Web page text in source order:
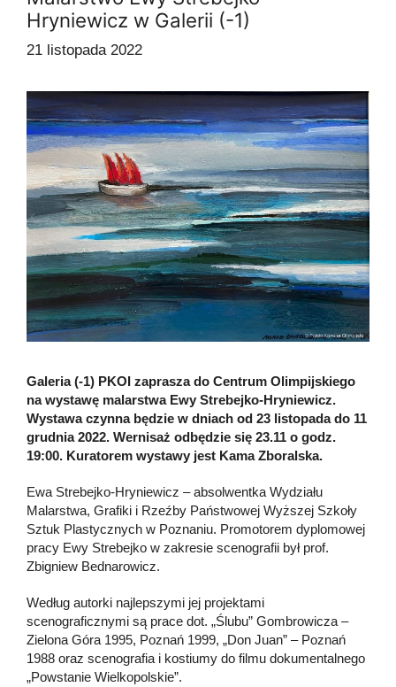
Hryniewicz w Galerii (-1)
21 listopada 2022
Galeria (-1) PKOI zaprasza do Centrum Olimpijskiego
na wystawę malarstwa Ewy Strebejko-Hryniewicz.
Wystawa czynna będzie w dniach od 23 listopada do 11
grudnia 2022. Wernisaż odbędzie się 23.11 o godz.
19:00. Kuratorem wystawy jest Kama Zboralska.
Ewa Strebejko-Hryniewicz – absolwentka Wydziału
Malarstwa, Grafiki i Rzeźby Pań­stwowej Wyższej Szkoły
Sztuk Plastycznych w Poznaniu. Promotorem dyplomowej
pracy Ewy Strebejko w zakresie scenografii był prof.
Zbigniew Bednarowicz.
Według autorki najlepszymi jej projektami
scenograficznymi są prace dot. „Ślubu” Gombrowicza –
Zielona Góra 1995, Poznań 1999, „Don Juan” – Poznań
1988 oraz scenografia i kostiumy do filmu dokumentalnego
„Powstanie Wielkopolskie”.